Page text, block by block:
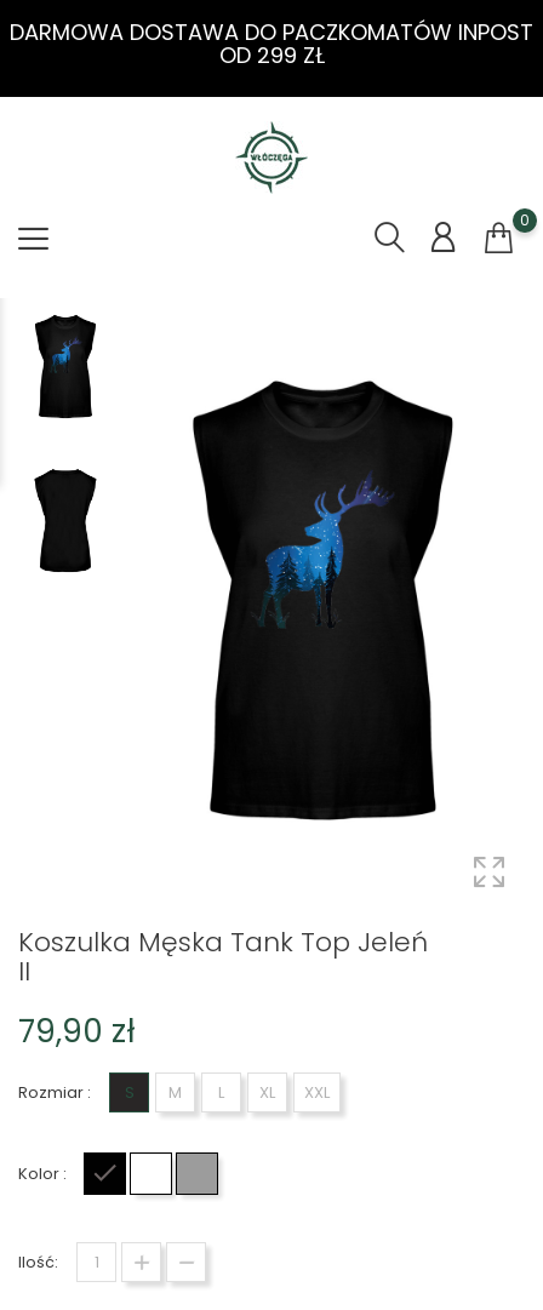
DARMOWA DOSTAWA DO PACZKOMATÓW INPOST
OD 299 ZŁ
0
Koszulka Męska Tank Top Jeleń
II
79,90 zł
Rozmiar : S M L XL XXL
Kolor :
Ilość: